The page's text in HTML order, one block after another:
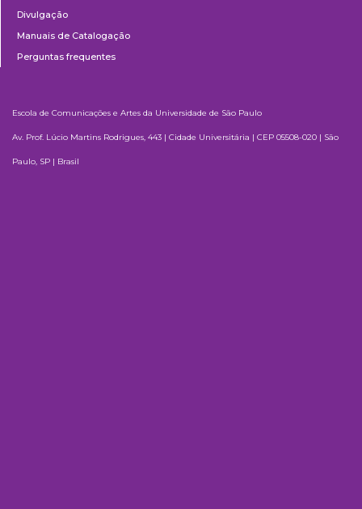
Divulgação
Manuais de Catalogação
Perguntas frequentes
Escola de Comunicações e Artes da Universidade de São Paulo
Av. Prof. Lúcio Martins Rodrigues, 443 | Cidade Universitária | CEP 05508-020 | São
Paulo, SP | Brasil